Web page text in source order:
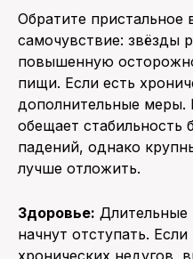
Обратите пристальное
самочувствие: звёзды
повышенную
пищи. Если есть
дополнительные меры.
обещает стабильность
падений, однако
лучше отложить.
Здоровье:
начнут отступать.
хронических недугов,